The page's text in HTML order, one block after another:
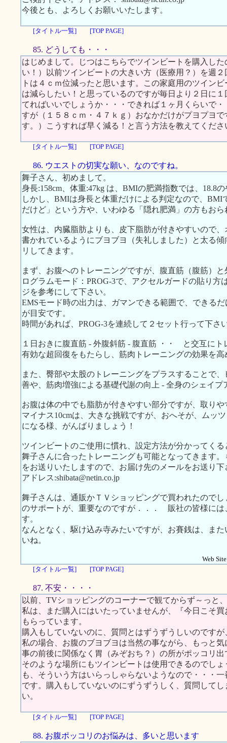
今後とも、よろしくお願いいたします。
[タイトル一覧] [TOP PAGE]
85. どうしても・・・
はじめまして。じつはこちらでツインビートを購入し
い！）以前ツインビートの大きい方（医療用？）を週
トは４ｃｍ位減ったと思います。この家庭用のツイン
は減らしたい！と思っているのですが毎日より２日に
てればいいでしょうか・・・できれば１ヶ月くらいで
すが（１５８ｃｍ・４７ｋｇ）おなかだけがプヨプヨ
す。）こうすれば早く減る！と言う方法を教えてくだ
[タイトル一覧] [TOP PAGE]
86. ウエストの切実な願い、なのですね。
舞子さん、初めまして。
身長:158cm、体重:47kg は、BMIの肥満指数では、18.8
しかし、BMIは身長と体重だけによる判定なので、
だけど」という方や、いわゆる「隠れ肥満」の方もお
女性は、内臓脂肪よりも、皮下脂肪が付きやすいので
書かれているようにブヨブヨ（失礼しました）と太る
リしてきます。
まず、お腹へのトレーニングですが、腹直筋（腹筋）
ログラムモード：PROG-3で、アクセルガードの貼り方
ジを参考にして下さい。
EMSモード時の出力は、ガマンできる範囲で、できる
が目安です。
時間があれば、PROG-3を連続して２セット行って下さ
１日おきに腹直筋 - 外腹斜筋 - 腹直筋 ・・ と交互に
有効な超回復をもたらし、筋肉トレーニングの効果を高
また、臀部や太股のトレーニングをプラスすることで
善や、筋肉増強による基礎代謝の向上 - 全身のシェイ
お腹は体の中でも脂肪が付きやすい部分ですが、取り
マイナス10cmは、大きな挑戦ですが、おへそが、ムッ
になる様、がんばりましょう！
ツインビートのご使用に慣れ、設定方法が分かってく
舞子さんに合ったトレーニングも可能となってきます
をお送りいたしますので、お届け先のメールをお送り下
アドレス:shibata@netin.co.jp
舞子さんは、通販かＴＶショッピングで買われたので
のサポートが、重要なのですが．．． 販社の皆様には
す。
なんとなく、駆け込み寺みたいですが、お賽銭は、ま
いね。
Web
[タイトル一覧]
[TOP PAGE]
87. 不安・・・・
以前、TVショッピングのコーナーで観てからず～っと
私は、まだ購入にはいたっていませんが、『今日こそ
もらっています。
購入もしていないのに、質問とはずうずうしいのですが
私の場合、お腹のブヨブヨは当然の事ながら、もっと
事の前後に関係なく胃（みぞおち？）の所がポッコリ
そのような場所にもツインビートは使用できるのでし
も、そういう方はいらっしゃらないようなので・・・
です。購入もしていないのにずうずうしく、質問して
い。
[タイトル一覧] [TOP PAGE]
88. お腹ポッコリのお悩みは、多いと思います